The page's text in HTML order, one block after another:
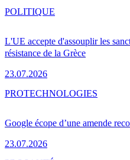
L'UE accepte d'assouplir les
résistance de la Grèce
23.07.2026
POLITIQUE
Google écope d’une amende
23.07.2026
PROTECHNOLOGIES